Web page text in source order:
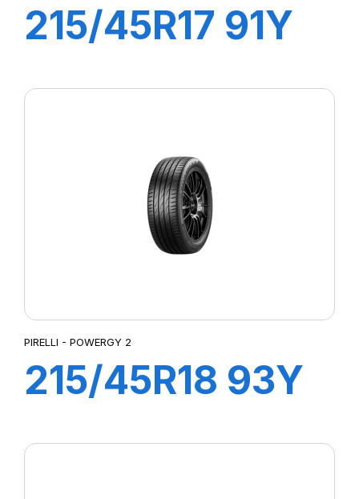
215/45R17 91Y
PIRELLI - POWERGY 2
215/45R18 93Y